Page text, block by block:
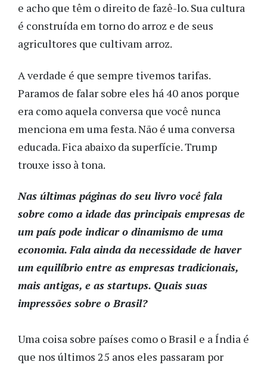
e acho que têm o direito de fazê-lo. Sua cultura
é construída em torno do arroz e de seus
agricultores que cultivam arroz.
A verdade é que sempre tivemos tarifas.
Paramos de falar sobre eles há 40 anos porque
era como aquela conversa que você nunca
menciona em uma festa. Não é uma conversa
educada. Fica abaixo da superfície. Trump
trouxe isso à tona.
Nas últimas páginas do seu livro você fala
sobre como a idade das principais empresas de
um país pode indicar o dinamismo de uma
economia. Fala ainda da necessidade de haver
um equilíbrio entre as empresas tradicionais,
mais antigas, e as startups. Quais suas
impressões sobre o Brasil?
Uma coisa sobre países como o Brasil e a Índia é
que nos últimos 25 anos eles passaram por